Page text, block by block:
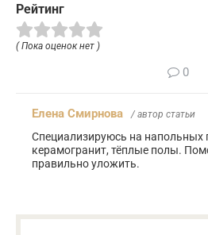
Рейтинг
( Пока оценок нет )
0
Елена Смирнова / автор статьи
Специализируюсь на напольных
керамогранит, тёплые полы.
правильно уложить.